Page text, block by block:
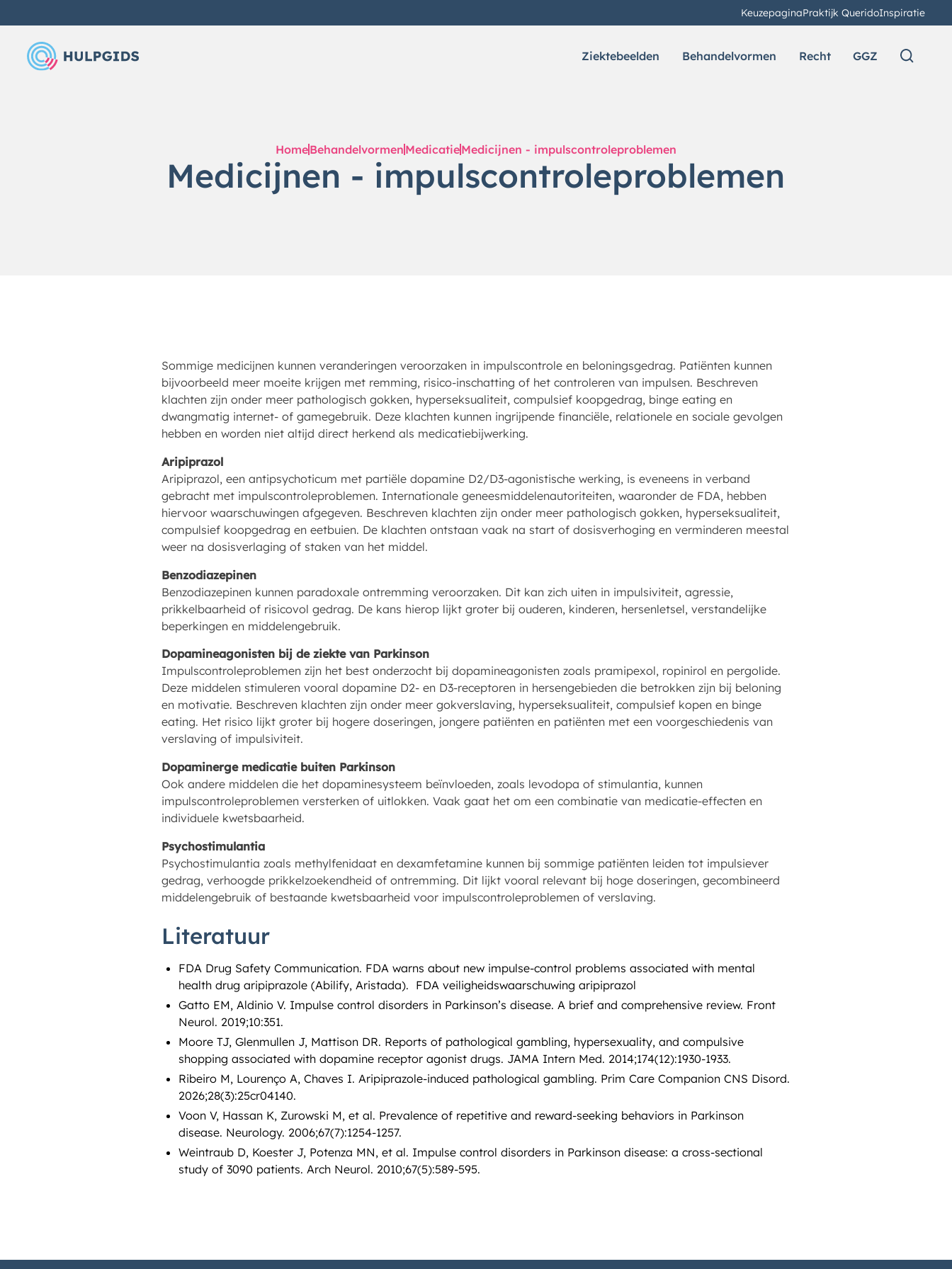
KeuzepaginaPraktijk QueridoInspiratie
Ziektebeelden Behandelvormen Recht GGZ
HomeBehandelvormen MedicatieMedicijnen - impulscontroleproblemen
Medicijnen - impulscontroleproblemen
Sommige medicijnen kunnen veranderingen veroorzaken in impulscontrole en beloningsgedrag. Patiënten kunnen
bijvoorbeeld meer moeite krijgen met remming, risico-inschatting of het controleren van impulsen. Beschreven
klachten zijn onder meer pathologisch gokken, hyperseksualiteit, compulsief koopgedrag, binge eating en
dwangmatig internet- of gamegebruik. Deze klachten kunnen ingrijpende financiële, relationele en sociale gevolgen
hebben en worden niet altijd direct herkend als medicatiebijwerking.
Aripiprazol
Aripiprazol, een antipsychoticum met partiële dopamine D2/D3-agonistische werking, is eveneens in verband
gebracht met impulscontroleproblemen. Internationale geneesmiddelenautoriteiten, waaronder de FDA, hebben
hiervoor waarschuwingen afgegeven. Beschreven klachten zijn onder meer pathologisch gokken, hyperseksualiteit,
compulsief koopgedrag en eetbuien. De klachten ontstaan vaak na start of dosisverhoging en verminderen meestal
weer na dosisverlaging of staken van het middel.
Benzodiazepinen
Benzodiazepinen kunnen paradoxale ontremming veroorzaken. Dit kan zich uiten in impulsiviteit, agressie,
prikkelbaarheid of risicovol gedrag. De kans hierop lijkt groter bij ouderen, kinderen, hersenletsel, verstandelijke
beperkingen en middelengebruik.
Dopamineagonisten bij de ziekte van Parkinson
Impulscontroleproblemen zijn het best onderzocht bij dopamineagonisten zoals pramipexol, ropinirol en pergolide.
Deze middelen stimuleren vooral dopamine D2- en D3-receptoren in hersengebieden die betrokken zijn bij beloning
en motivatie. Beschreven klachten zijn onder meer gokverslaving, hyperseksualiteit, compulsief kopen en binge
eating. Het risico lijkt groter bij hogere doseringen, jongere patiënten en patiënten met een voorgeschiedenis van
verslaving of impulsiviteit.
Dopaminerge medicatie buiten Parkinson
Ook andere middelen die het dopaminesysteem beïnvloeden, zoals levodopa of stimulantia, kunnen
impulscontroleproblemen versterken of uitlokken. Vaak gaat het om een combinatie van medicatie-effecten en
individuele kwetsbaarheid.
Psychostimulantia
Psychostimulantia zoals methylfenidaat en dexamfetamine kunnen bij sommige patiënten leiden tot impulsiever
gedrag, verhoogde prikkelzoekendheid of ontremming. Dit lijkt vooral relevant bij hoge doseringen, gecombineerd
middelengebruik of bestaande kwetsbaarheid voor impulscontroleproblemen of verslaving.
Literatuur
FDA Drug Safety Communication. FDA warns about new impulse-control problems associated with mental
health drug aripiprazole (Abilify, Aristada). FDA veiligheidswaarschuwing aripiprazol
Gatto EM, Aldinio V. Impulse control disorders in Parkinson’s disease. A brief and comprehensive review. Front
Neurol. 2019;10:351.
Moore TJ, Glenmullen J, Mattison DR. Reports of pathological gambling, hypersexuality, and compulsive
shopping associated with dopamine receptor agonist drugs. JAMA Intern Med. 2014;174(12):1930-1933.
Ribeiro M, Lourenço A, Chaves I. Aripiprazole-induced pathological gambling. Prim Care Companion CNS Disord.
2026;28(3):25cr04140.
Voon V, Hassan K, Zurowski M, et al. Prevalence of repetitive and reward-seeking behaviors in Parkinson
disease. Neurology. 2006;67(7):1254-1257.
Weintraub D, Koester J, Potenza MN, et al. Impulse control disorders in Parkinson disease: a cross-sectional
study of 3090 patients. Arch Neurol. 2010;67(5):589-595.